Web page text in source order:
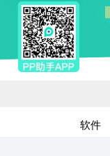
软件